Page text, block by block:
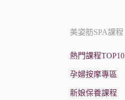
美姿舫SPA課程
熱門課程TOP10
孕婦按摩專區
新娘保養課程